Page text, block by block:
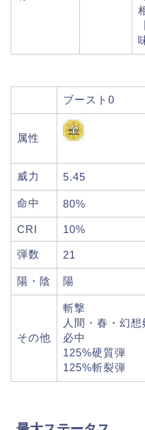
ブースト0
属性
威力 5.45
命中 80%
CRI 10%
弾数 21
陽・陰 陽
その他
斬撃
人間・春・幻
必中
125%硬質弾
125%斬裂弾